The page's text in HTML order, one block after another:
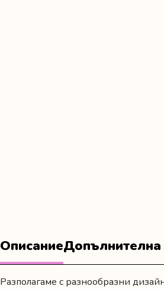
Описание
Разполагаме с разнообразни